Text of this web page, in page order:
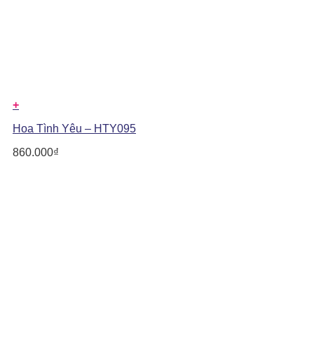
+
Hoa Tình Yêu – HTY095
860.000₫